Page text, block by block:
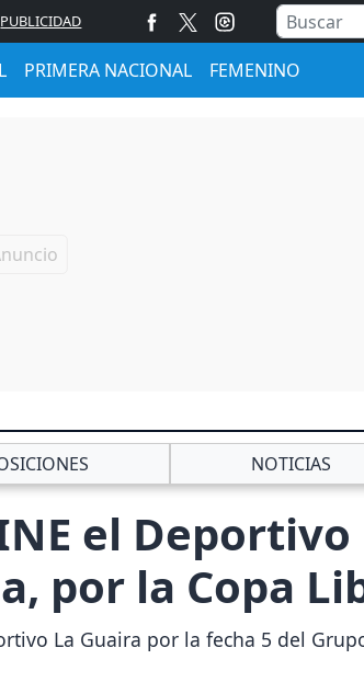
PUBLICIDAD
PRIMERA NACIONAL FEMENINO
NOTICIAS
el
por la Copa
La Guaira por la fecha 5 del